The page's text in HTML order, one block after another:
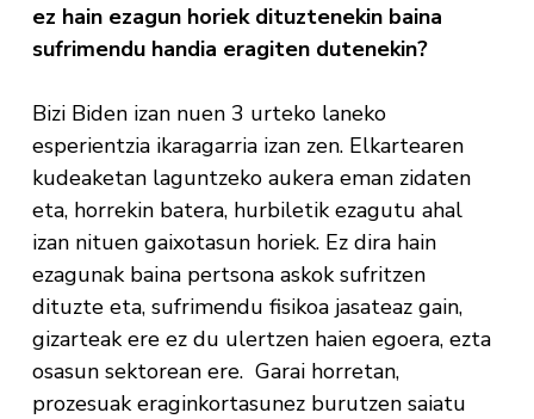
ez hain ezagun horiek dituztenekin baina
sufrimendu handia eragiten dutenekin?
Bizi Biden izan nuen 3 urteko laneko
esperientzia ikaragarria izan zen. Elkartearen
kudeaketan laguntzeko aukera eman zidaten
eta, horrekin batera, hurbiletik ezagutu ahal
izan nituen gaixotasun horiek. Ez dira hain
ezagunak baina pertsona askok sufritzen
dituzte eta, sufrimendu fisikoa jasateaz gain,
gizarteak ere ez du ulertzen haien egoera, ezta
osasun sektorean ere. Garai horretan,
prozesuak eraginkortasunez burutzen saiatu